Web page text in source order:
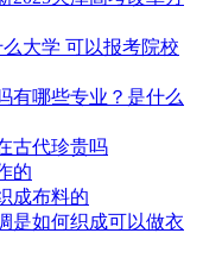
大学 可以报考院校
有哪些专业？是什么
古代珍贵吗
的
成布料的
是如何织成可以做衣